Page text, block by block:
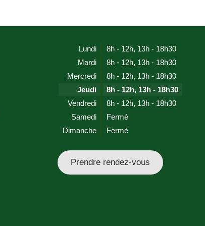
Lundi 8h - 12h, 13h - 18h30
Mardi
8h - 12h, 13h - 18h30
Mercredi
8h - 12h, 13h - 18h30
Jeudi
8h - 12h, 13h - 18h30
Vendredi
8h - 12h, 13h - 18h30
Samedi
Fermé
Dimanche
Fermé
Prendre rendez-vous